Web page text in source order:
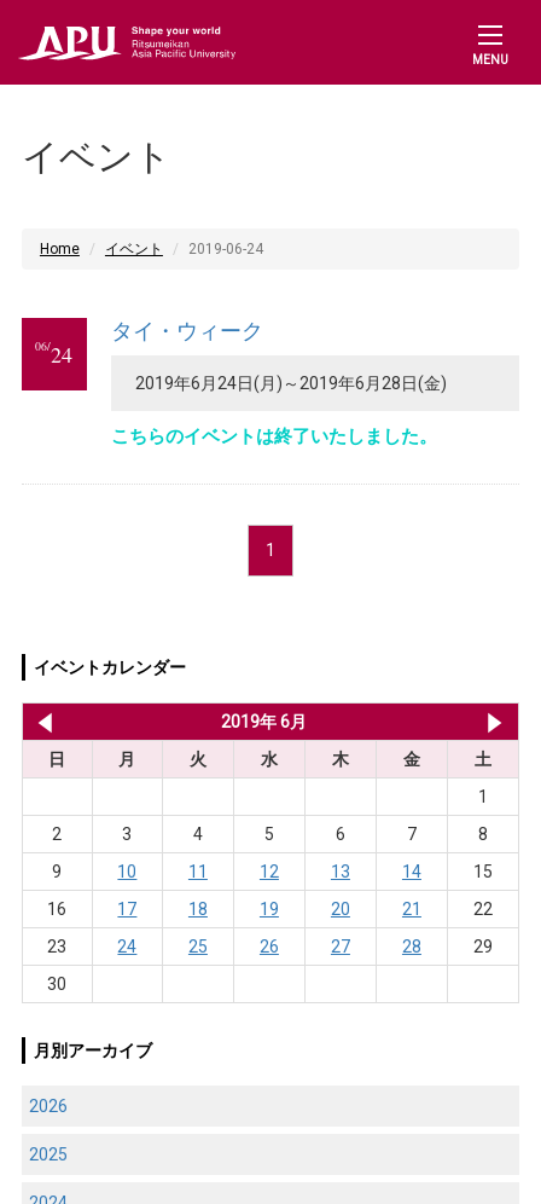
MENU
イベント
Home イベント 2019-06-24
06/24
タイ・ウィーク
2019年6月24日(月)～2019年6月28日(金)
こちらのイベントは終了いたしました。
1
イベントカレンダー
2019年 6月
日
月 火 水 木 金
土
1
2
3 4 5 6 7
8
9
10 11 12 13 14
15
16
17 18 19 20 21
22
23
24 25 26 27 28
29
30
月別アーカイブ
2026
2025